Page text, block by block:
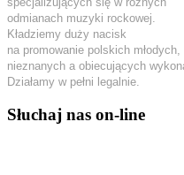
odmianach muzyki rockowej.
Kładziemy duży nacisk
na promowanie polskich młodych,
nieznanych a obiecujących
Działamy w pełni legalnie.
Słuchaj nas on-line